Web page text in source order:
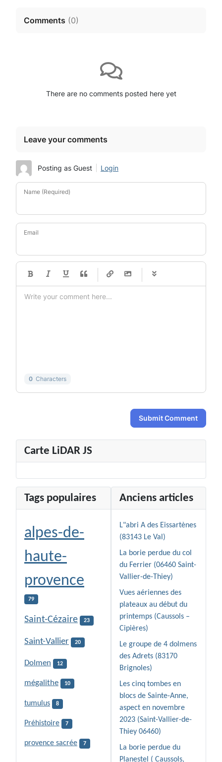
Comments (0)
There are no comments posted here yet
Leave your comments
Posting as Guest Login
Name (Required)
Email
-
-
-
-
0 Characters
Submit Comment
Carte LiDAR JS
Tags populaires
alpes-de-
haute-
provence
79
Saint-Cézaire 23
Saint-Vallier 20
Dolmen 12
mégalithe 10
tumulus 8
Préhistoire 7
provence sacrée 7
Anciens articles
L"abri A des Eissartènes
(83143 Le Val)
La borie perdue du col
du Ferrier (06460 Saint-
Vallier-de-Thiey)
Vues aériennes des
plateaux au début du
printemps (Caussols –
Cipières)
Le groupe de 4 dolmens
des Adrets (83170
Brignoles)
Les cinq tombes en
blocs de Sainte-Anne,
aspect en novembre
2023 (Saint-Vallier-de-
Thiey 06460)
La borie perdue du
Planestel ( Caussols,